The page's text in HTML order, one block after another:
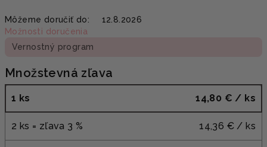
cena:
Môžeme doručiť do:
12.8.2026
Možnosti doručenia
Vernostný program
Množstevná zľava
1 ks 14,80 € / ks
2 ks = zľava 3 % 14,36 € / ks